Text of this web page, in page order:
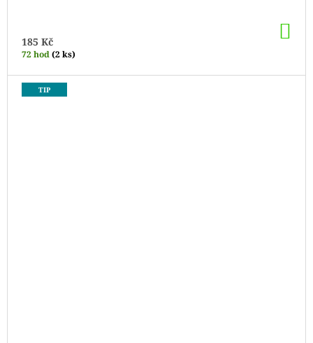
185 Kč
72 hod(2 ks)
TIP